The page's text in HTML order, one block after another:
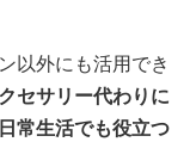
以外にも活用でき
セサリー代わりに
常生活でも役立つ